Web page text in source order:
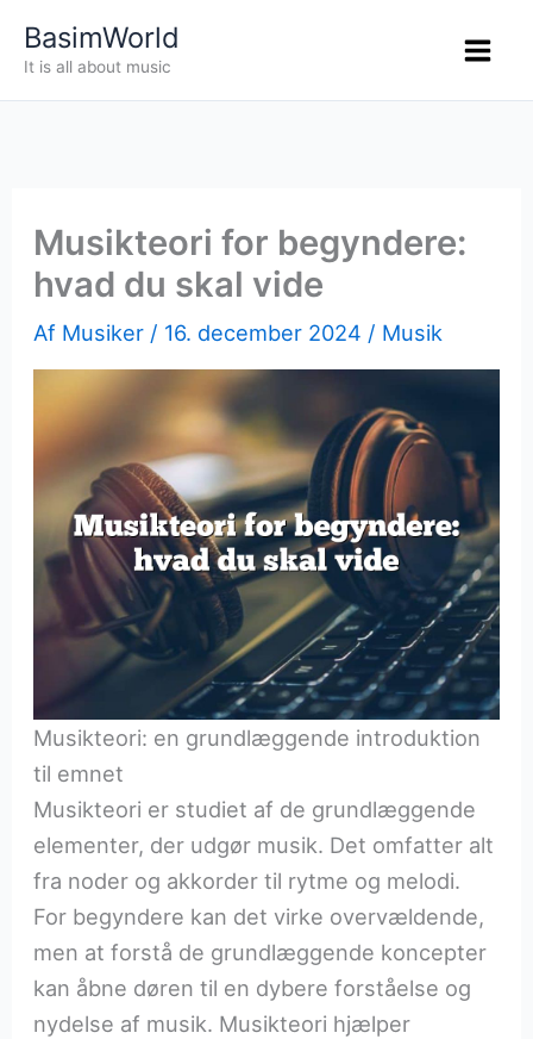
BasimWorld
It is all about music
Musikteori for begyndere:
hvad du skal vide
Af Musiker / 16. december 2024 / Musik
Musikteori: en grundlæggende introduktion
til emnet
Musikteori er studiet af de grundlæggende
elementer, der udgør musik. Det omfatter alt
fra noder og akkorder til rytme og melodi.
For begyndere kan det virke overvældende,
men at forstå de grundlæggende koncepter
kan åbne døren til en dybere forståelse og
nydelse af musik. Musikteori hjælper